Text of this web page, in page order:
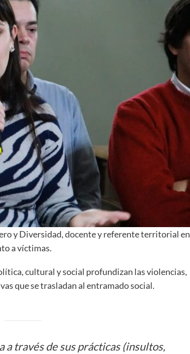
y Diversidad, docente y referente territorial en
a víctimas.
cultural y social profundizan las violencias,
que se trasladan al entramado social.
a través de sus prácticas (insultos,